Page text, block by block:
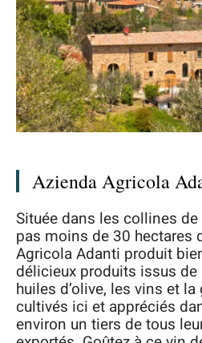
Azienda Agricola
Située dans les collines de
pas moins de 30 hectares
Agricola Adanti produit
délicieux produits issus de
huiles d’olive, les vins et
cultivés ici et appréciés
environ un tiers de tous